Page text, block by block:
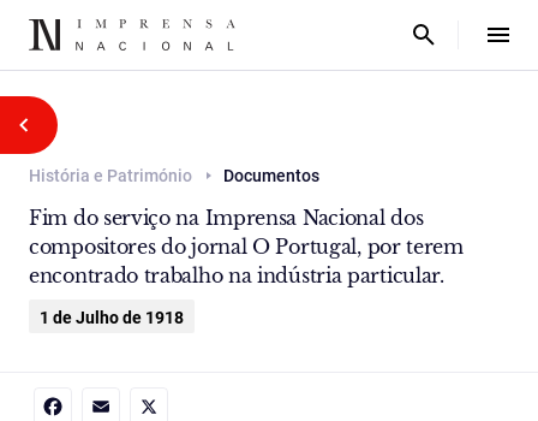
História e Património Documentos
Fim do serviço na Imprensa Nacional dos
compositores do jornal O Portugal, por terem
encontrado trabalho na indústria particular.
1 de Julho de 1918